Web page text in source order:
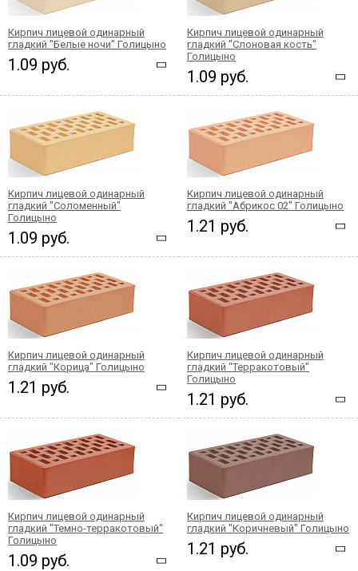
Кирпич лицевой одинарный
гладкий "Белые ночи" Голицыно
1.09 руб.
Кирпич лицевой одинарный
гладкий "Слоновая кость"
Голицыно
1.09 руб.
Кирпич лицевой одинарный
гладкий "Соломенный"
Голицыно
1.09 руб.
Кирпич лицевой одинарный
гладкий "Абрикос 02" Голицыно
1.21 руб.
Кирпич лицевой одинарный
гладкий "Корица" Голицыно
1.21 руб.
Кирпич лицевой одинарный
гладкий "Терракотовый"
Голицыно
1.21 руб.
Кирпич лицевой одинарный
гладкий "Темно-терракотовый"
Голицыно
1.09 руб.
Кирпич лицевой одинарный
гладкий "Коричневый" Голицыно
1.21 руб.